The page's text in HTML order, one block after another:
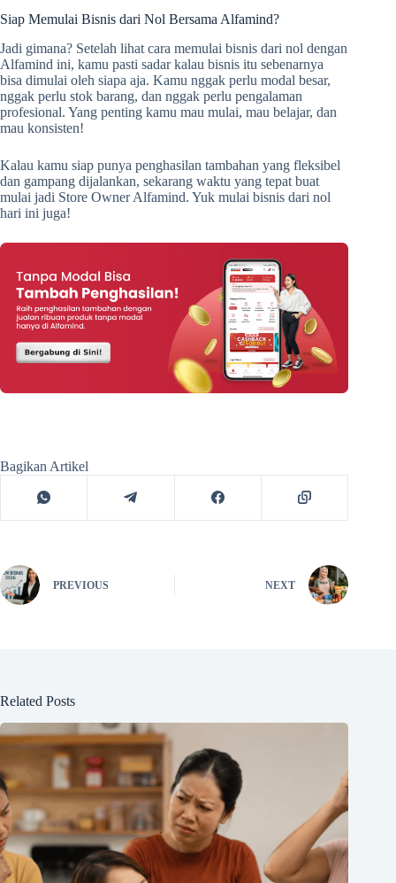
Siap Memulai Bisnis dari Nol Bersama Alfamind?
Jadi gimana? Setelah lihat cara memulai bisnis dari nol dengan
Alfamind ini, kamu pasti sadar kalau bisnis itu sebenarnya
bisa dimulai oleh siapa aja. Kamu nggak perlu modal besar,
nggak perlu stok barang, dan nggak perlu pengalaman
profesional. Yang penting kamu mau mulai, mau belajar, dan
mau konsisten!
Kalau kamu siap punya penghasilan tambahan yang fleksibel
dan gampang dijalankan, sekarang waktu yang tepat buat
mulai jadi Store Owner Alfamind. Yuk mulai bisnis dari nol
hari ini juga!
Bagikan Artikel
PREVIOUS NEXT
Related Posts